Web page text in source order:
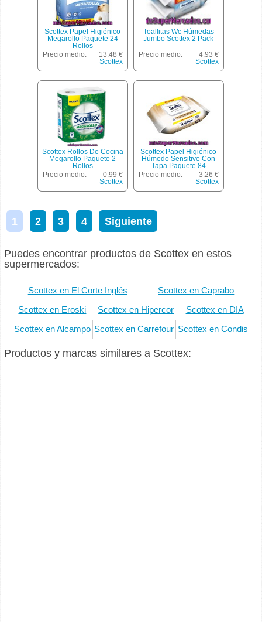
Scottex Papel Higiénico
Megarollo Paquete 24
Rollos
Precio medio:
13.48 €
Scottex
Toallitas Wc Húmedas
Jumbo Scottex 2 Pack
Precio medio:
4.93 €
Scottex
Scottex Rollos De Cocina
Megarollo Paquete 2
Rollos
Precio medio:
0.99 €
Scottex
Scottex Papel Higiénico
Húmedo Sensitive Con
Tapa Paquete 84
Unidades
Precio medio:
3.26 €
Scottex
1 2 3 4 Siguiente
Puedes encontrar productos de Scottex en estos
supermercados:
Scottex en El Corte Inglés Scottex en Caprabo
Scottex en Eroski Scottex en Hipercor Scottex en DIA
Scottex en Alcampo Scottex en Carrefour Scottex en Condis
Productos y marcas similares a Scottex: